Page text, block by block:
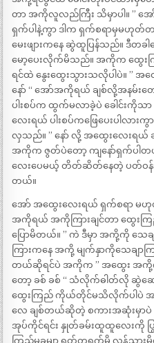
တာ အကိုလူလည်ကြီး သိမှာပါ။ ” အ
ရှက်ပါနဲ့ကွာ ဒါက ရှက်စရာမှမဟုတ်တ
မေးဖျားကနေ ဆွဲထူပြန်သည်။ ဒီ
မော့ပေးလိုက်မိသည်။ အကိုက ထွေးက
ရင်ထဲ နွေးထွေးသွားသလိုပါပဲ။ ”
နော် “ အော်အကိုရယ် ချစ်လို့အနမ်းတ
ပါးစပ်က ထွက်မလာခဲ့ပဲ ခေါင်းကို
လေးရယ် ပါးစပ်ကဖြေပေးပါလာ
လှသည်။ ” နော် လို့ အထွေးလေးရယ် ခ
အကိုက ဇွတ်ပဲတော့ ကျနော်ရှက်ပါ
လေးပေမယ့် တိတ်ဆိတ်နေတဲ့ ပတ်ဝန်းကျ
တယ်။
အော် အထွေးလေးရယ် ရှက်စရာ မဟု
အကိုရယ် အကိုကြားချင်တာ ထွေးက
ပြောမိတယ်။ ” ကဲ ဒီမှာ အကို့ကို သေ
ကြားကနေ အကို့ မျက်နှာကိုသေချ
တယ်ဆိုရင်ပဲ အကိုက ” အထွေး အကို့ကို
တော့ ခစ် ခစ် “ သံလိုက်ဓါတ်လို ဆွဲ
ထွေးကြည် ကိုယ်တိုင်မသိလိုက်ပါပဲ
လေ ချစ်တယ်ဆိုတဲ့ စကားအဆုံးမှာပဲ
အုပ်ကိုင်ရင်း နှုတ်ခမ်းထူထူလေးကို
ကြည်မခမျာ ရုတ်တရက်မို့ လန့်သွား